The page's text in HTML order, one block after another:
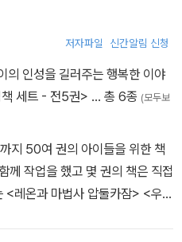
간다. 톰은 마술은 다 속임수고
이 시작되자 곡예사들의 현란한
맞춰 화려한 춤과 노래를 선보
다.
장한 마법사 압둘 카잠. 압둘 카잠
다. "아무것도 믿지 마십시오. 하
저자파일 신간알림 신청
의 인성을 길러주는 행복한 이야
세트 - 전5권> … 총 6종 (모두보
지 50여 권의 아이들을 위한 책
께 작업을 했고 몇 권의 책은 직접
<레온과 마법사 압둘카잠> <우리